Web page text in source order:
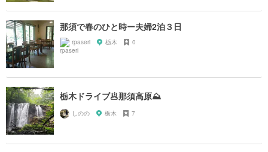
那須で春のひと時ー夫婦2泊３日
rpaseri 栃木 0
栃木ドライブ🥟那須高原⛰️
しのの 栃木 7